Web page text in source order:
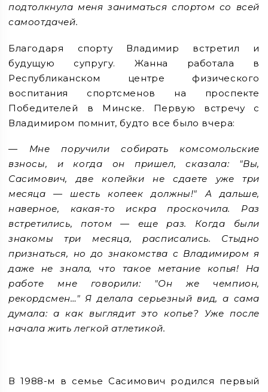
подтолкнула меня заниматься спортом со всей
самоотдачей.
Благодаря спорту Владимир встретил и
будущую супругу. Жанна работала в
Республиканском центре физического
воспитания спортсменов на проспекте
Победителей в Минске. Первую встречу с
Владимиром помнит, будто все было вчера:
— Мне поручили собирать комсомольские
взносы, и когда он пришел, сказала: "Вы,
Сасимович, две копейки не сдаете уже три
месяца — шесть копеек должны!" А дальше,
наверное, какая-то искра проскочила. Раз
встретились, потом — еще раз. Когда были
знакомы три месяца, расписались. Стыдно
признаться, но до знакомства с Владимиром я
даже не знала, что такое метание копья! На
работе мне говорили: "Он же чемпион,
рекордсмен…" Я делала серьезный вид, а сама
думала: а как выглядит это копье? Уже после
начала жить легкой атлетикой.
В 1988-м в семье Сасимович родился первый